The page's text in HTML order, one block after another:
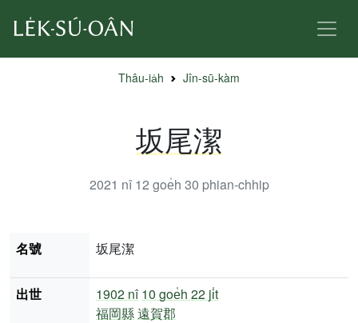
Thâu-ia̍h Jîn-sū-kàm
坂尾潔
2021 nî 12 goe̍h 30 phian-chhip
名號 坂尾潔
出世 1902 nî 10 goe̍h 22 ji̍t
福岡縣遠賀郡